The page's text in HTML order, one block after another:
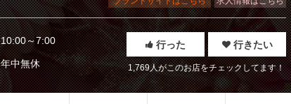
10:00～7:00
年中無休
行った 行きたい
1,769人がこのお店をチェックしてます！